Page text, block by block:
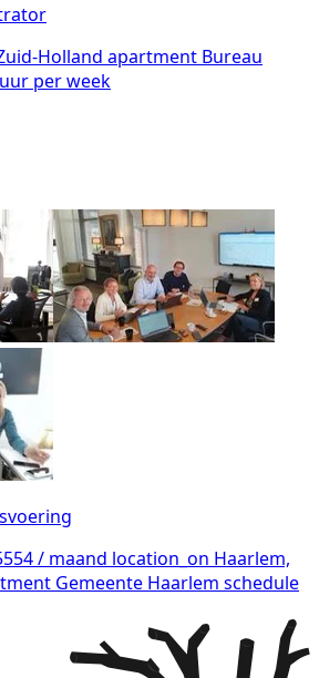
Holland apartment Bureau
per week
/ maand location_on Haarlem,
Gemeente Haarlem schedule